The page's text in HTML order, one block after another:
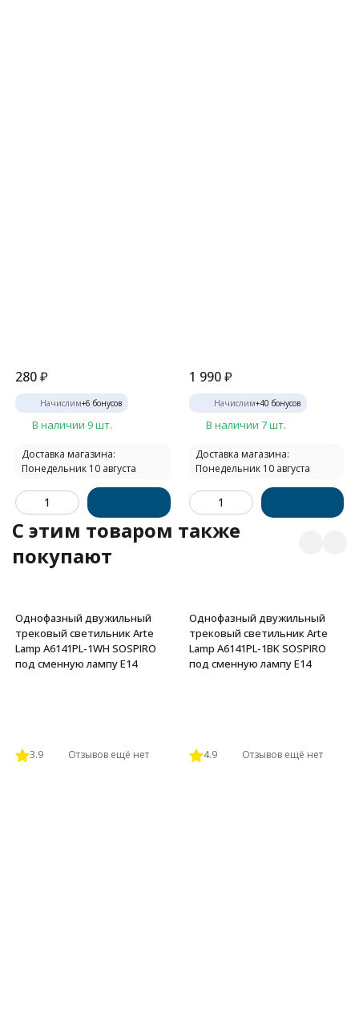
280₽
Начислим+6 бонусов
В наличии 9 шт.
Доставка магазина:
Понедельник 10 августа
1 990 ₽
Начислим+40 бонусов
В наличии 7 шт.
Доставка магазина:
Понедельник 10 августа
C этим товаром также
покупают
Однофазный двужильный
трековый светильник Arte
Lamp A6141PL-1WH SOSPIRO
под сменную лампу Е14
3.9 Отзывов ещё нет
Однофазный двужильный
трековый светильник Arte
Lamp A6141PL-1BK SOSPIRO
под сменную лампу Е14
4.9 Отзывов ещё нет